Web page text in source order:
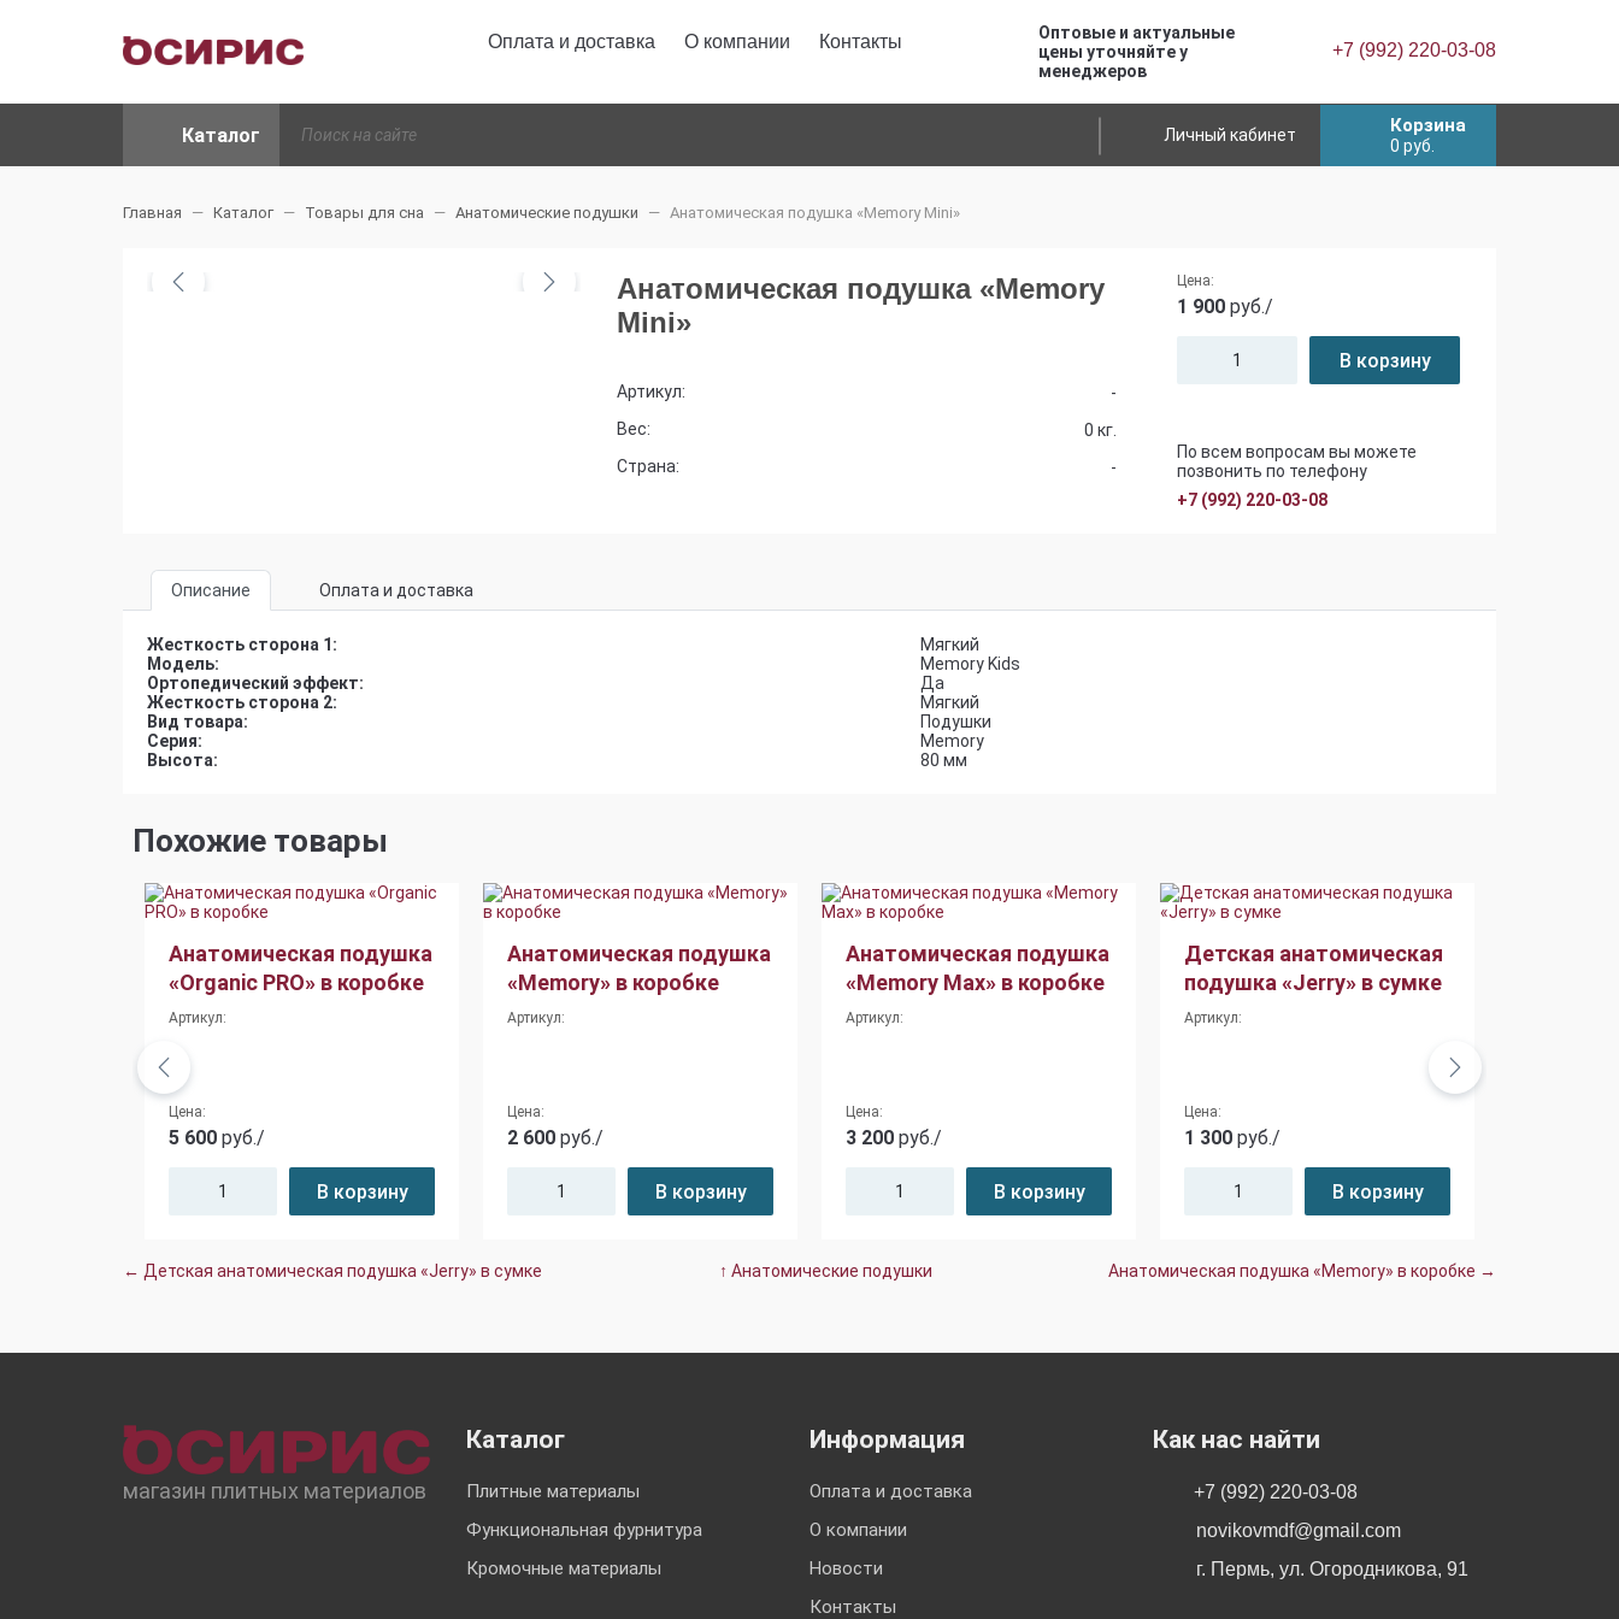
Оплата и доставка О компании Контакты
Оптовые и актуальные
цены уточняйте у
менеджеров
+7 (992) 220-03-08
Каталог Личный кабинет Корзина
0 руб.
Главная Каталог Товары для сна Анатомические подушки Анатомическая подушка «Memory Mini»
Анатомическая подушка «Memory
Mini»
Артикул:
-
Вес:
0 кг.
Страна:
-
Цена:
1 900 руб./
В корзину
По всем вопросам вы можете
позвонить по телефону
+7 (992) 220-03-08
Описание Оплата и доставка
Жесткость сторона 1:
Мягкий
Модель:
Memory Kids
Ортопедический эффект:
Да
Жесткость сторона 2:
Мягкий
Вид товара:
Подушки
Серия:
Memory
Высота:
80 мм
Похожие товары
Анатомическая подушка
«Organic PRO» в коробке
Артикул:
Цена:
5 600 руб./
В корзину
Анатомическая подушка
«Memory» в коробке
Артикул:
Цена:
2 600 руб./
В корзину
Анатомическая подушка
«Memory Max» в коробке
Артикул:
Цена:
3 200 руб./
В корзину
Детская анатомическая
подушка «Jerry» в сумке
Артикул:
Цена:
1 300 руб./
В корзину
← Детская анатомическая подушка «Jerry» в сумке ↑ Анатомические подушки Анатомическая подушка «Memory» в коробке →
магазин плитных материалов
Каталог
Плитные материалы
Функциональная фурнитура
Кромочные материалы
Информация
Оплата и доставка
О компании
Новости
Контакты
Как нас найти
+7 (992) 220-03-08
novikovmdf@gmail.com
г. Пермь, ул. Огородникова, 91